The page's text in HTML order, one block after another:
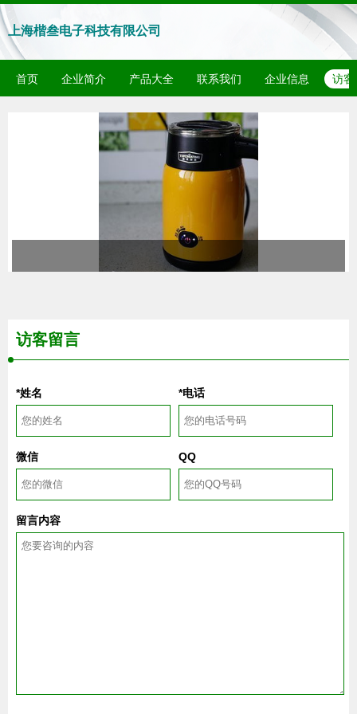
上海楷叁电子科技有限公司
首页 企业简介 产品大全 联系我们 企业信息 访客
访客留言
*姓名 *电话
微信 QQ
留言内容